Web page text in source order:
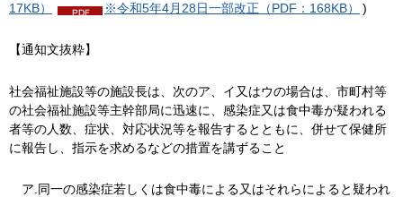
17KB）
※令和5年4月28日一部改正（PDF：168KB） )
【通知文抜粋】
社会福祉施設等の施設長は、次のア、イ又はウの場合は、市町村等
の社会福祉施設等主幹部局に迅速に、感染症又は食中毒が疑われる
者等の人数、症状、対応状況等を報告するとともに、併せて保健所
に報告し、指示を求めるなどの措置を講ずること
ア .同一の感染症若しくは食中毒による又はそれらによると疑われ